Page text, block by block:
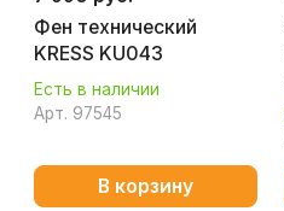
Фен технический
KRESS KU043
Есть в наличии
Арт. 97545
В корзину